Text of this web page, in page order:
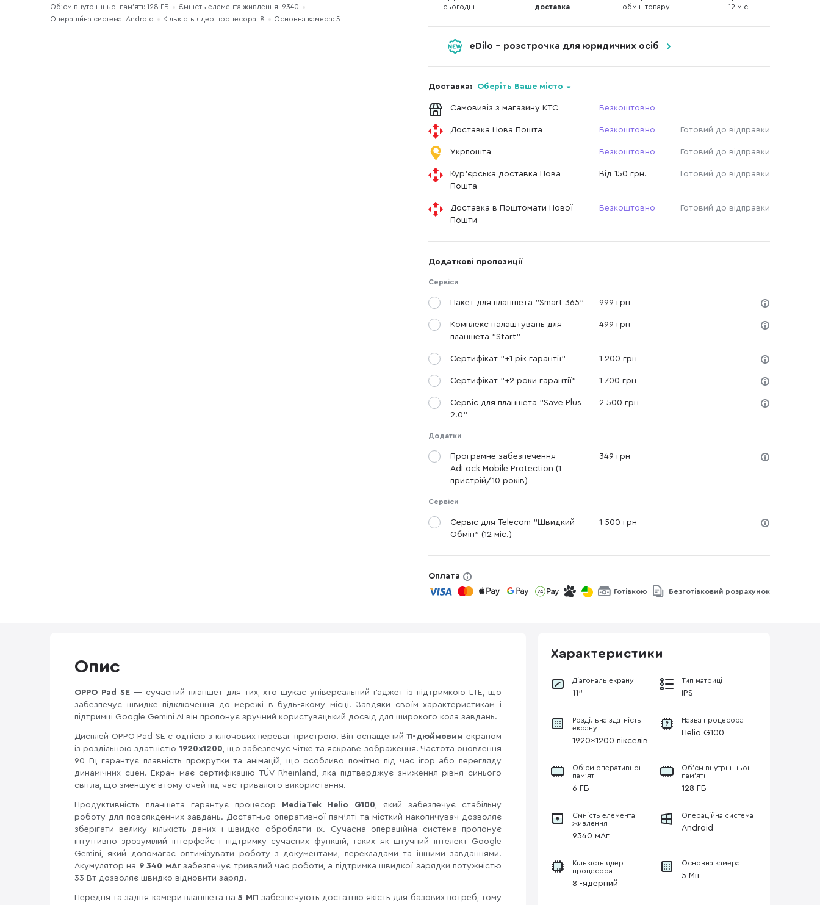
Об'єм внутрішньої пам'яті: 128 ГБ
Ємність елемента живлення: 9340
Операційна система: Android
Кількість ядер процесора: 8 Основна камера: 5
сьогодні
доставка
обмін товару
12 міс.
eDilo - розстрочка для юридичних осіб
Доставка: Оберіть Ваше місто
Самовивіз з магазину КТС Безкоштовно
Доставка Нова Пошта Безкоштовно Готовий до відправки
Укрпошта Безкоштовно Готовий до відправки
Кур'єрська доставка Нова
Пошта
Від 150 грн. Готовий до відправки
Доставка в Поштомати Нової
Пошти
Безкоштовно Готовий до відправки
Додаткові пропозиції
Сервіси
Пакет для планшета "Smart 365" 999 грн
Комплекс налаштувань для
планшета "Start"
499 грн
Сертифікат "+1 рік гарантії" 1 200 грн
Сертифікат "+2 роки гарантії" 1 700 грн
Сервіс для планшета "Save Plus
2.0"
2 500 грн
Додатки
Програмне забезпечення
AdLock Mobile Protection (1
пристрій/10 років)
349 грн
Сервіси
Сервіс для Telecom "Швидкий
Обмін" (12 міс.)
1 500 грн
Оплата
Готівкою Безготівковий розрахунок
Опис
OPPO Pad SE— сучасний планшет для тих, хто шукає універсальний ґаджет із підтримкою LTE, що
забезпечує швидке підключення до мережі в будь-якому місці. Завдяки своїм характеристикам і
підтримці Google Gemini AI він пропонує зручний користувацький досвід для широкого кола завдань.
Дисплей OPPO Pad SE є однією з ключових переваг пристрою. Він оснащений 11-дюймовимекраном
із роздільною здатністю 1920x1200, що забезпечує чітке та яскраве зображення. Частота оновлення
90 Гц гарантує плавність прокрутки та анімацій, що особливо помітно під час ігор або перегляду
динамічних сцен. Екран має сертифікацію TÜV Rheinland, яка підтверджує зниження рівня синього
світла, що зменшує втому очей під час тривалого використання.
Продуктивність планшета гарантує процесор MediaTek Helio G100, який забезпечує стабільну
роботу для повсякденних завдань. Достатньо оперативної пам’яті та місткий накопичувач дозволяє
зберігати велику кількість даних і швидко обробляти їх. Сучасна операційна система пропонує
інтуїтивно зрозумілий інтерфейс і підтримку сучасних функцій, таких як штучний інтелект Google
Gemini, який допомагає оптимізувати роботу з документами, перекладами та іншими завданнями.
Акумулятор на 9 340 мАгзабезпечує тривалий час роботи, а підтримка швидкої зарядки потужністю
33 Вт дозволяє швидко відновити заряд.
Передня та задня камери планшета на5 МП забезпечують достатню якість для базових потреб, тому
Характеристики
Діагональ екрану
11"
Тип матриці
IPS
Роздільна здатність
екрану
1920×1200 пікселів
Назва процесора
Helio G100
Об’єм оперативної
пам’яті
6 ГБ
Об'єм внутрішньої
пам'яті
128 ГБ
Ємність елемента
живлення
9340 мАг
Операційна система
Android
Кількість ядер
процесора
8 -ядерний
Основна камера
5 Мп